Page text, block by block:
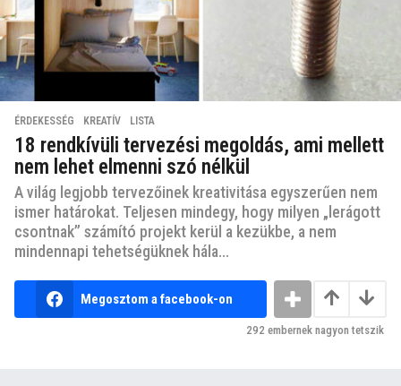
ÉRDEKESSÉG ,KREATÍV ,LISTA
18 rendkívüli tervezési megoldás, ami mellett
nem lehet elmenni szó nélkül
A világ legjobb tervezőinek kreativitása egyszerűen nem
ismer határokat. Teljesen mindegy, hogy milyen „lerágott
csontnak” számító projekt kerül a kezükbe, a nem
mindennapi tehetségüknek hála...
Megosztom a facebook-on
292 embernek nagyon tetszik